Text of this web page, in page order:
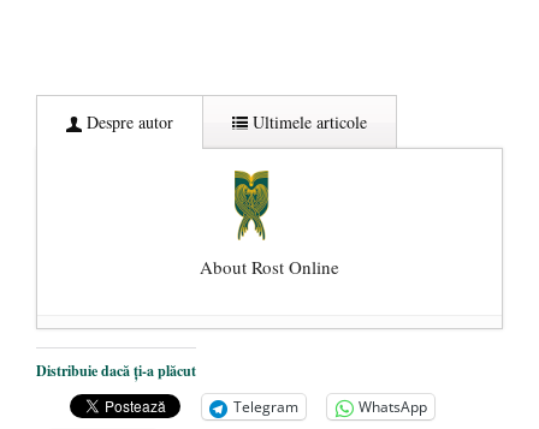
Despre autor Ultimele articole
About Rost Online
Dezvăluiri cutremurătoare despre
președintele Ucrainei, Volodymyr
Zelensky
- 13 mai 2026
Distribuie dacă ți-a plăcut
Telegram
WhatsApp